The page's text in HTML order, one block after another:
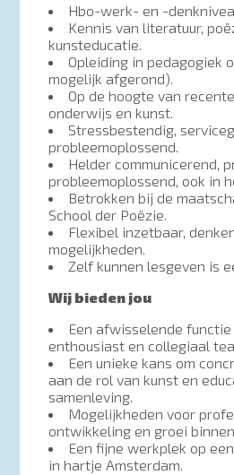
Hbo-werk- en -
Kennis van literatuur,
kunsteducatie.
Opleiding in pedagogiek
mogelijk afgerond).
Op de hoogte van
onderwijs en kunst.
Stressbestendig,
probleemoplossend.
Helder communicerend,
probleemoplossend, ook in
Betrokken bij de
School der Poëzie.
Flexibel inzetbaar,
mogelijkheden.
Zelf kunnen lesgeven is
Wij bieden jou
Een afwisselende functie
enthousiast en collegiaal
Een unieke kans om
aan de rol van kunst en
samenleving.
Mogelijkheden voor
ontwikkeling en groei
Een fijne werkplek op
in hartje Amsterdam.